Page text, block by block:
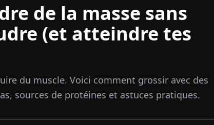
de la masse sans
(et atteindre tes
du muscle. Voici comment grossir avec des
sources de protéines et astuces pratiques.